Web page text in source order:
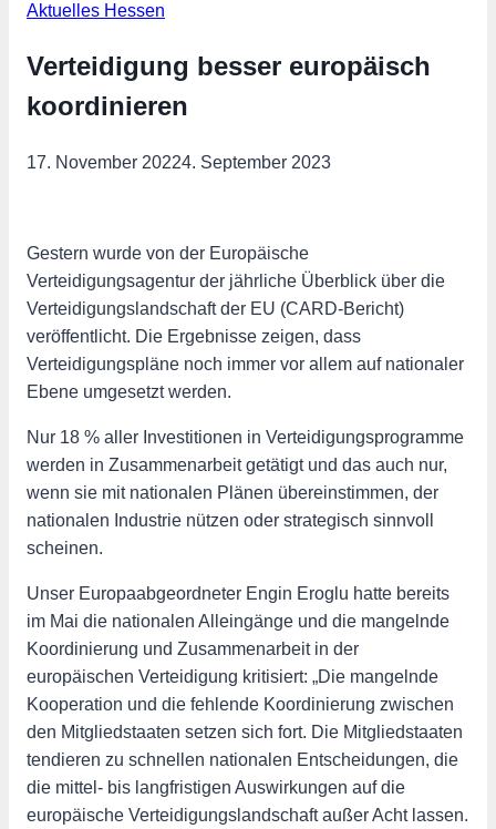
Aktuelles Hessen
Verteidigung besser europäisch
koordinieren
17. November 20224. September 2023
Gestern wurde von der Europäische
Verteidigungsagentur der jährliche Überblick über die
Verteidigungslandschaft der EU (CARD-Bericht)
veröffentlicht. Die Ergebnisse zeigen, dass
Verteidigungspläne noch immer vor allem auf nationaler
Ebene umgesetzt werden.
Nur 18 % aller Investitionen in Verteidigungsprogramme
werden in Zusammenarbeit getätigt und das auch nur,
wenn sie mit nationalen Plänen übereinstimmen, der
nationalen Industrie nützen oder strategisch sinnvoll
scheinen.
Unser Europaabgeordneter Engin Eroglu hatte bereits
im Mai die nationalen Alleingänge und die mangelnde
Koordinierung und Zusammenarbeit in der
europäischen Verteidigung kritisiert: „Die mangelnde
Kooperation und die fehlende Koordinierung zwischen
den Mitgliedstaaten setzen sich fort. Die Mitgliedstaaten
tendieren zu schnellen nationalen Entscheidungen, die
die mittel- bis langfristigen Auswirkungen auf die
europäische Verteidigungslandschaft außer Acht lassen.